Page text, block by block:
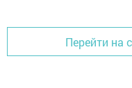
Перейти на